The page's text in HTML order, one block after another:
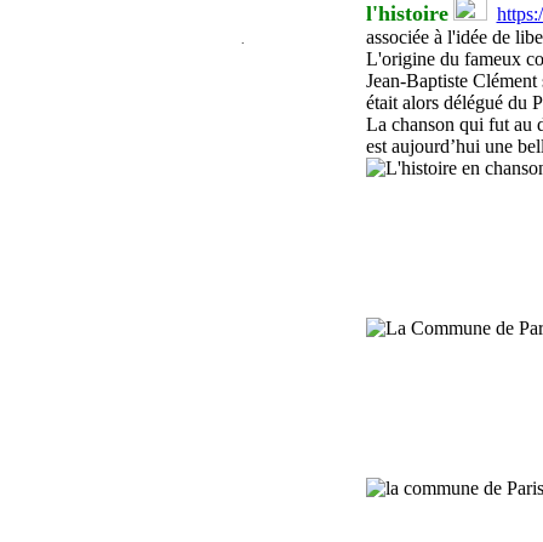
l'histoire
associée à l'idée de
L'origine du fameux
Jean-Baptiste Clément
était alors délégué du
La chanson qui fut au
est aujourd’hui une